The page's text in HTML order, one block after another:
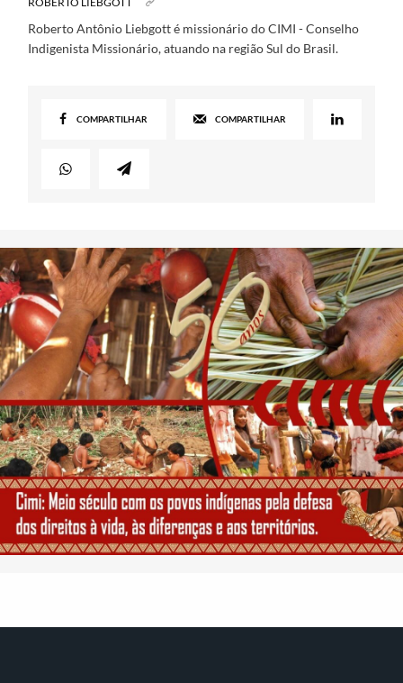
Roberto Antônio Liebgott é missionário do CIMI - Conselho
Indigenista Missionário, atuando na região Sul do Brasil.
COMPARTILHAR COMPARTILHAR